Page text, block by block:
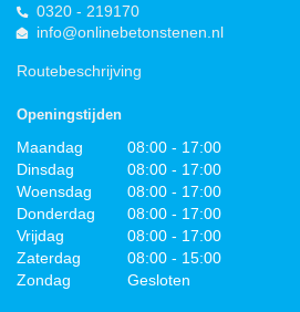
0320 - 219170
info@onlinebetonstenen.nl
Routebeschrijving
Openingstijden
Maandag
08:00 - 17:00
Dinsdag
08:00 - 17:00
Woensdag
08:00 - 17:00
Donderdag
08:00 - 17:00
Vrijdag
08:00 - 17:00
Zaterdag
08:00 - 15:00
Zondag
Gesloten